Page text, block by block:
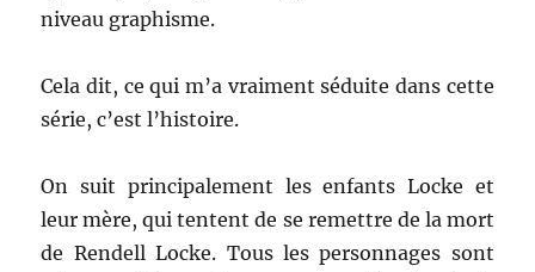
niveau graphisme.
Cela dit, ce qui m’a vraiment séduite dans cette
série, c’est l’histoire.
On suit principalement les enfants Locke et
leur mère, qui tentent de se remettre de la mort
de Rendell Locke. Tous les personnages sont